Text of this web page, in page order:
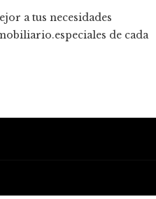
a tus necesidades
de cada